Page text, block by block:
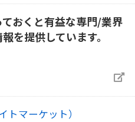
おくと有益な専門/業界
を提供しています。
トマーケット）